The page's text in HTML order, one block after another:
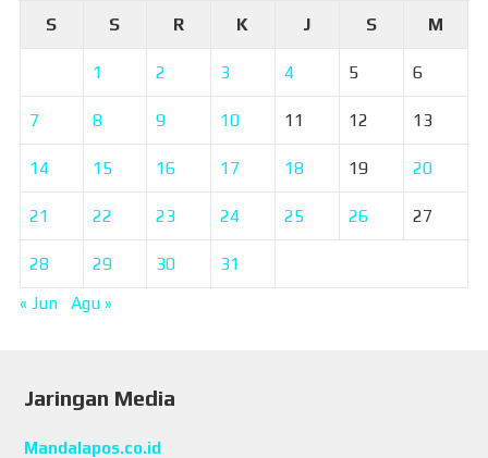
S
S R K J S M
1 2 3 4 5 6
7 8 9 10 11 12 13
14 15 16 17 18 19 20
21 22 23 24 25 26 27
28 29 30
31
« Jun
Agu »
Jaringan Media
Mandalapos.co.id